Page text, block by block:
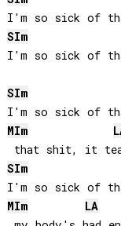
SIm
I'm so sick of
SIm
MIm
SIm
MIm
LA